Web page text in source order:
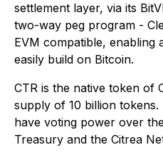
settlement layer, via its
two-way peg program -
EVM compatible, enabling
easily build on Bitcoin.
CTR is the native token of
supply of 10 billion tokens.
have voting power over
Treasury and the Citrea